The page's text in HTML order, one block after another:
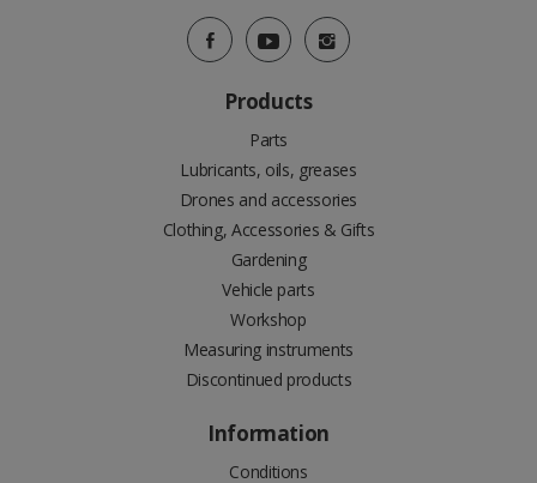
Products
Parts
Lubricants, oils, greases
Drones and accessories
Clothing, Accessories & Gifts
Gardening
Vehicle parts
Workshop
Measuring instruments
Discontinued products
Information
Conditions